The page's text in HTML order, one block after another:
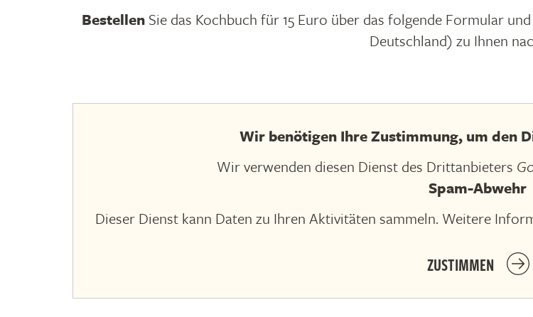
BestellenSie das Kochbuch für 15 Euro über das folgende Formular
Deutschland) zu Ihnen
Wir benötigen Ihre Zustimmung, um den
Wir verwenden diesen Dienst des Drittanbieters
Spam-Abwehr
Dieser Dienst kann Daten zu Ihren Aktivitäten sammeln. Weitere
ZUSTIMMEN